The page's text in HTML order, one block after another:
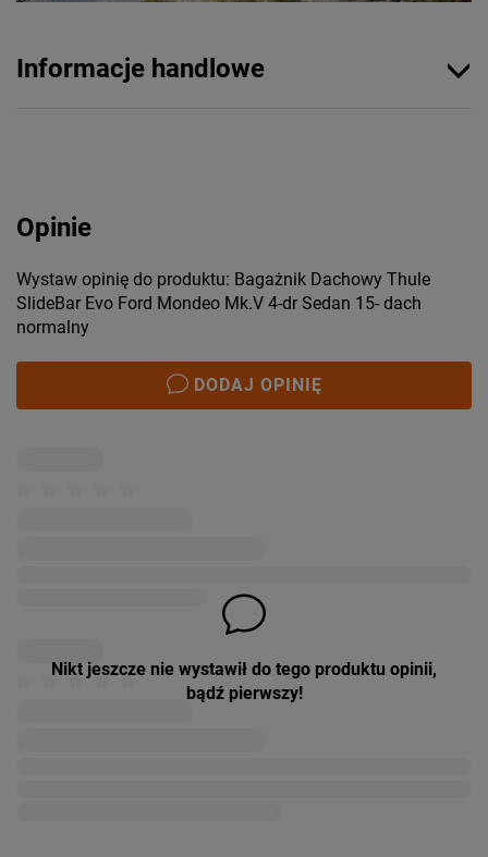
Informacje handlowe
Opinie
Wystaw opinię do produktu: Bagażnik Dachowy Thule
SlideBar Evo Ford Mondeo Mk.V 4-dr Sedan 15- dach
normalny
DODAJ OPINIĘ
Nikt jeszcze nie wystawił do tego produktu opinii,
bądź pierwszy!